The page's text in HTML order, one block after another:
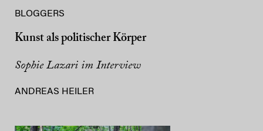
BLOGGERS
Kunst als politischer Körper
Sophie Lazari im Interview
ANDREAS HEILER